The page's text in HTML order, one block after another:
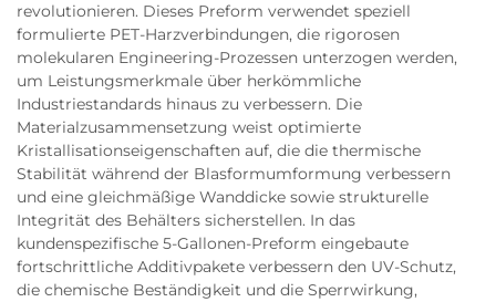
revolutionieren. Dieses Preform verwendet speziell
formulierte PET-Harzverbindungen, die rigorosen
molekularen Engineering-Prozessen unterzogen werden,
um Leistungsmerkmale über herkömmliche
Industriestandards hinaus zu verbessern. Die
Materialzusammensetzung weist optimierte
Kristallisationseigenschaften auf, die die thermische
Stabilität während der Blasformumformung verbessern
und eine gleichmäßige Wanddicke sowie strukturelle
Integrität des Behälters sicherstellen. In das
kundenspezifische 5-Gallonen-Preform eingebaute
fortschrittliche Additivpakete verbessern den UV-Schutz,
die chemische Beständigkeit und die Sperrwirkung,